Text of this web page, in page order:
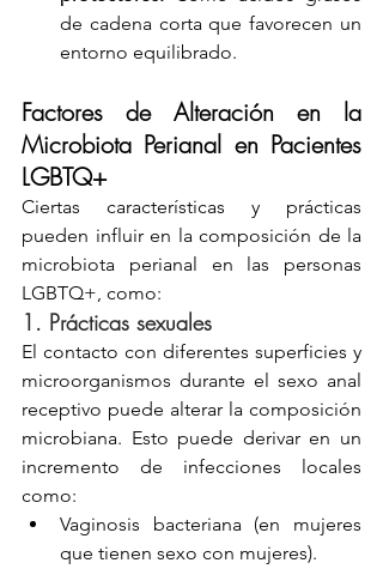
de cadena corta que favorecen un
entorno equilibrado.
Factores de Alteración en la
Microbiota Perianal en Pacientes
LGBTQ+
Ciertas características y prácticas
pueden influir en la composición de la
microbiota perianal en las personas
LGBTQ+, como:
1. Prácticas sexuales
El contacto con diferentes superficies y
microorganismos durante el sexo anal
receptivo puede alterar la composición
microbiana. Esto puede derivar en un
incremento de infecciones locales
como:
Vaginosis bacteriana (en mujeres
que tienen sexo con mujeres).